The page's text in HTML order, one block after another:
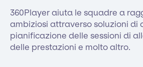
360Player aiuta le squadre a
ambiziosi attraverso soluzioni di
pianificazione delle sessioni di
delle prestazioni e molto altro.